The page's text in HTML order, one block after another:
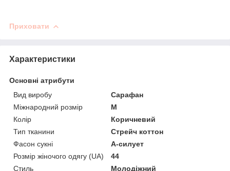
Приховати
Характеристики
Основні атрибути
Вид виробу
Сарафан
Міжнародний розмір
M
Колір
Коричневий
Тип тканини
Стрейч коттон
Фасон сукні
А-силует
Розмір жіночого одягу (UA)
44
Стиль
Молодіжний